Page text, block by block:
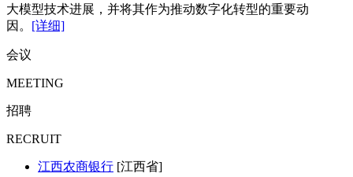
大模型技术进展，并将其作为推动数字化转型的重要动
因。 [详细]
会议
MEETING
招聘
RECRUIT
江西农商银行 [江西省]